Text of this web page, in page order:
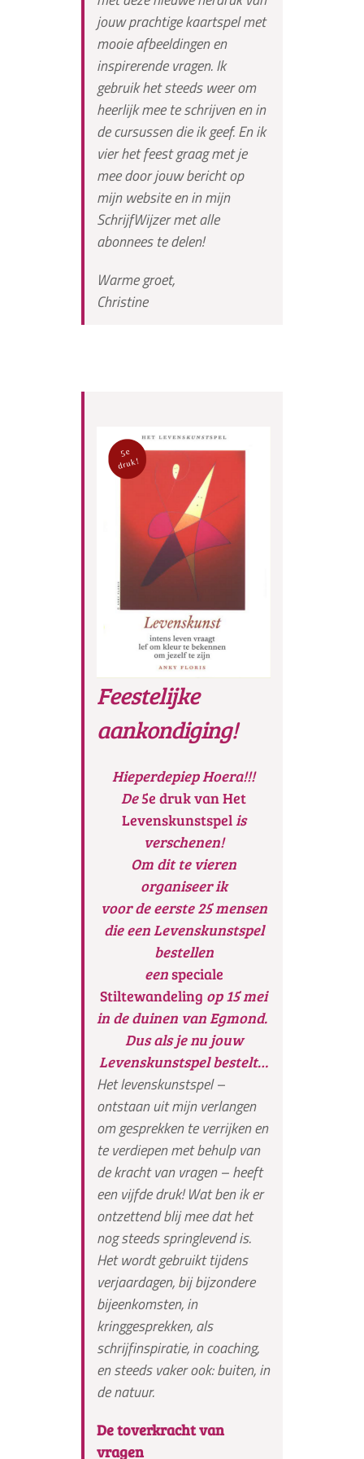
jouw prachtige kaartspel met
mooie afbeeldingen en
inspirerende vragen. Ik
gebruik het steeds weer om
heerlijk mee te schrijven en in
de cursussen die ik geef. En ik
vier het feest graag met je
mee door jouw bericht op
mijn website en in mijn
SchrijfWijzer met alle
abonnees te delen!
Warme groet,
Christine
Feestelijke
aankondiging!
Hieperdepiep Hoera!!!
De5e druk van Het
Levenskunstspelis
verschenen!
Om dit te vieren
organiseer ik
voor de eerste 25 mensen
die een Levenskunstspel
bestellen
eenspeciale
Stiltewandeling op 15 mei
in de duinen van Egmond.
Dus als je nu jouw
Levenskunstspel bestelt…
Het levenskunstspel –
ontstaan uit mijn verlangen
om gesprekken te verrijken en
te verdiepen met behulp van
de kracht van vragen – heeft
een vijfde druk! Wat ben ik er
ontzettend blij mee dat het
nog steeds springlevend is.
Het wordt gebruikt tijdens
verjaardagen, bij bijzondere
bijeenkomsten, in
kringgesprekken, als
schrijfinspiratie, in coaching,
en steeds vaker ook: buiten, in
de natuur.
De toverkracht van
vragen